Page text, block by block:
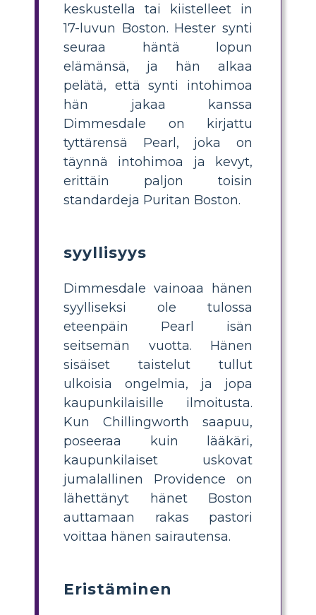
keskustella tai kiistelleet in
17-luvun Boston. Hester synti
seuraa häntä lopun
elämänsä, ja hän alkaa
pelätä, että synti intohimoa
hän jakaa kanssa
Dimmesdale on kirjattu
tyttärensä Pearl, joka on
täynnä intohimoa ja kevyt,
erittäin paljon toisin
standardeja Puritan Boston.
syyllisyys
Dimmesdale vainoaa hänen
syylliseksi ole tulossa
eteenpäin Pearl isän
seitsemän vuotta. Hänen
sisäiset taistelut tullut
ulkoisia ongelmia, ja jopa
kaupunkilaisille ilmoitusta.
Kun Chillingworth saapuu,
poseeraa kuin lääkäri,
kaupunkilaiset uskovat
jumalallinen Providence on
lähettänyt hänet Boston
auttamaan rakas pastori
voittaa hänen sairautensa.
Eristäminen